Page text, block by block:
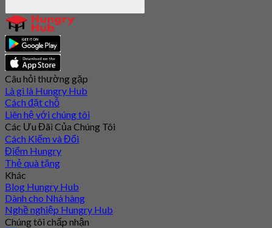
Câu hỏi thường gặp
Là gì là Hungry Hub
Cách đặt chỗ
Liên hệ với chúng tôi
Các Ưu Đãi Của Chúng Tôi
Cách Kiếm và Đổi
Điểm Hungry
Thẻ quà tặng
Khác
Blog Hungry Hub
Dành cho Nhà hàng
Nghề nghiệp Hungry Hub
Chúng tôi chấp nhận